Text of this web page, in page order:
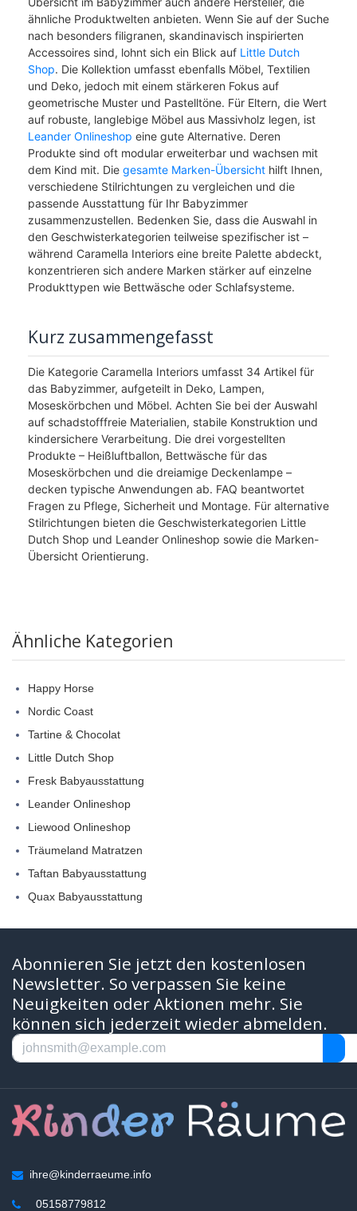
ähnliche Produktwelten anbieten. Wenn Sie auf der Suche
nach besonders filigranen, skandinavisch inspirierten
Accessoires sind, lohnt sich ein Blick auf Little Dutch
Shop. Die Kollektion umfasst ebenfalls Möbel, Textilien
und Deko, jedoch mit einem stärkeren Fokus auf
geometrische Muster und Pastelltöne. Für Eltern, die Wert
auf robuste, langlebige Möbel aus Massivholz legen, ist
Leander Onlineshop eine gute Alternative. Deren
Produkte sind oft modular erweiterbar und wachsen mit
dem Kind mit. Die gesamte Marken-Übersicht hilft Ihnen,
verschiedene Stilrichtungen zu vergleichen und die
passende Ausstattung für Ihr Babyzimmer
zusammenzustellen. Bedenken Sie, dass die Auswahl in
den Geschwisterkategorien teilweise spezifischer ist –
während Caramella Interiors eine breite Palette abdeckt,
konzentrieren sich andere Marken stärker auf einzelne
Produkttypen wie Bettwäsche oder Schlafsysteme.
Kurz zusammengefasst
Die Kategorie Caramella Interiors umfasst 34 Artikel für
das Babyzimmer, aufgeteilt in Deko, Lampen,
Moseskörbchen und Möbel. Achten Sie bei der Auswahl
auf schadstofffreie Materialien, stabile Konstruktion und
kindersichere Verarbeitung. Die drei vorgestellten
Produkte – Heißluftballon, Bettwäsche für das
Moseskörbchen und die dreiamige Deckenlampe –
decken typische Anwendungen ab. FAQ beantwortet
Fragen zu Pflege, Sicherheit und Montage. Für alternative
Stilrichtungen bieten die Geschwisterkategorien Little
Dutch Shop und Leander Onlineshop sowie die Marken-
Übersicht Orientierung.
Ähnliche Kategorien
Happy Horse
Nordic Coast
Tartine & Chocolat
Little Dutch Shop
Fresk Babyausstattung
Leander Onlineshop
Liewood Onlineshop
Träumeland Matratzen
Taftan Babyausstattung
Quax Babyausstattung
Abonnieren Sie jetzt den kostenlosen
Newsletter. So verpassen Sie keine
Neuigkeiten oder Aktionen mehr. Sie
können sich jederzeit wieder abmelden.
ihre@kinderraeume.info
05158779812